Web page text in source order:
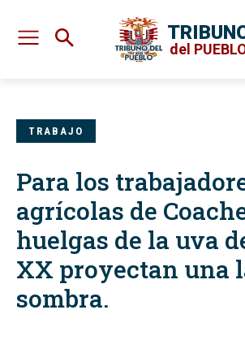
del
TRABAJO
Para los
agrícolas de
huelgas de la uva
XX proyectan una
sombra.